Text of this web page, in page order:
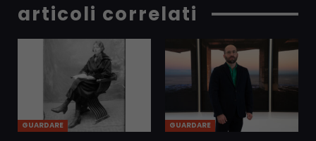
articoli correlati
GUARDARE GUARDARE